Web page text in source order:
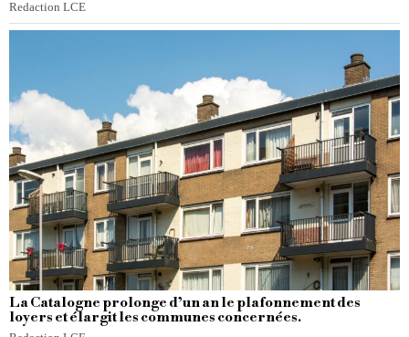
Redaction LCE
La Catalogne prolonge d’un an le plafonnement des
loyers et élargit les communes concernées.